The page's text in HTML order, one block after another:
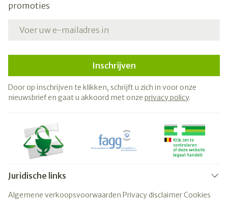
promoties
Inschrijven
Door op inschrijven te klikken, schrijft u zich in voor onze
nieuwsbrief en gaat u akkoord met onze privacy policy.
Juridische links
Algemene verkoopsvoorwaarden Privacy disclaimerCookies